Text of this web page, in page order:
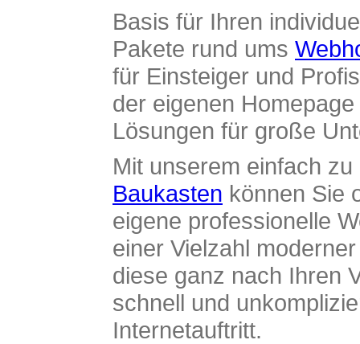
Basis für Ihren
Pakete rund ums
für Einsteiger und
der eigenen
Lösungen für große
Mit unserem einfach
Baukasten können Sie
eigene professionelle
einer Vielzahl
diese ganz nach Ihren
schnell und
Internetauftritt.